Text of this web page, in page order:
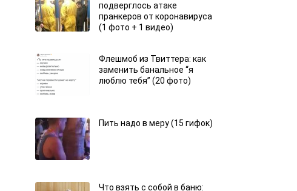
подверглось атаке
пранкеров от коронавируса
(1 фото + 1 видео)
Флешмоб из Твиттера: как
заменить банальное “я
люблю тебя” (20 фото)
Пить надо в меру (15 гифок)
Что взять с собой в баню: